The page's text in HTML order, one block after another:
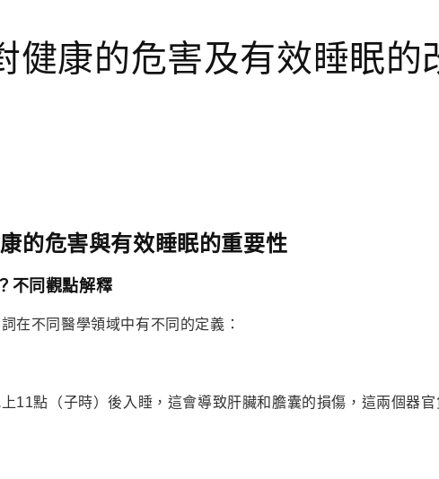
健康的危害及有效睡眠的
的危害與有效睡眠的重要性
不同觀點解釋
詞在不同醫學領域中有不同的定義：
11點（子時）後入睡，這會導致肝臟和膽囊的損傷，這兩個器